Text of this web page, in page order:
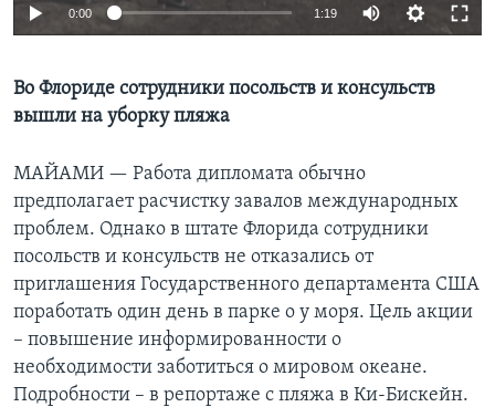
Learning English
СОЦИАЛЬНЫЕ СЕТИ
Языки
0:00 1:19
Во Флориде сотрудники посольств и консульств
вышли на уборку пляжа
МАЙАМИ — Работа дипломата обычно
предполагает расчистку завалов международных
проблем. Однако в штате Флорида сотрудники
посольств и консульств не отказались от
приглашения Государственного департамента США
поработать один день в парке о у моря. Цель акции
– повышение информированности о
необходимости заботиться о мировом океане.
Подробности – в репортаже с пляжа в Ки-Бискейн.